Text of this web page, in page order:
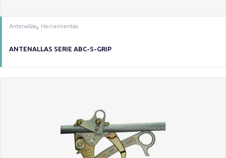
Antenallas, Herramientas
ANTENALLAS SERIE ABC-S-GRIP